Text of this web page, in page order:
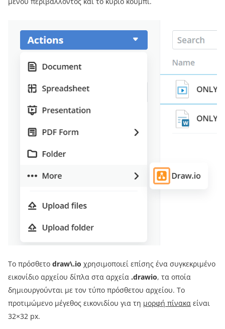
Το πρόσθετο draw\.io χρησιμοποιεί επίσης ένα συγκεκριμένο
εικονίδιο αρχείου δίπλα στα αρχεία .drawio, τα οποία
δημιουργούνται με τον τύπο πρόσθετου αρχείου. Το
προτιμώμενο μέγεθος εικονιδίου για τη μορφή πίνακα είναι
32×32 px.